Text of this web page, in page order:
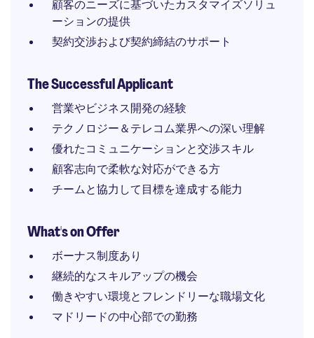
顧客のニーズに基づいたカスタマイズソリュ
ーションの提供
契約交渉および契約締結のサポート
The Successful Applicant
営業やビジネス開発の経験
テクノロジー＆テレコム業界への深い理解
優れたコミュニケーションと交渉スキル
顧客志向で柔軟な対応ができる方
チームと協力して目標を達成する能力
What's on Offer
ボーナス制度あり
継続的なスキルアップの機会
働きやすい環境とフレンドリーな職場文化
マドリードの中心部での勤務